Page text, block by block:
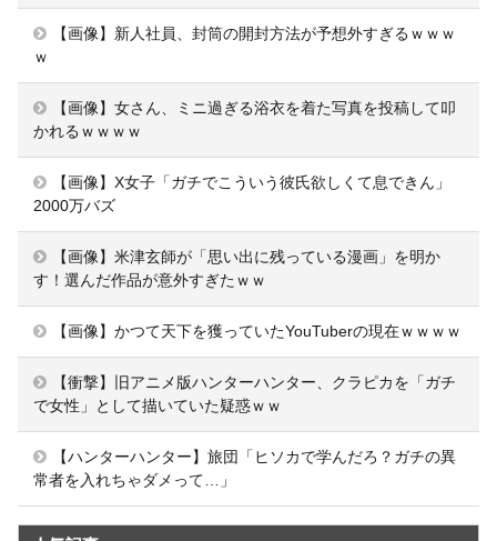
【画像】新人社員、封筒の開封方法が予想外すぎるｗｗｗ
ｗ
【画像】女さん、ミニ過ぎる浴衣を着た写真を投稿して叩
かれるｗｗｗｗ
【画像】X女子「ガチでこういう彼氏欲しくて息できん」
2000万バズ
【画像】米津玄師が「思い出に残っている漫画」を明か
す！選んだ作品が意外すぎたｗｗ
【画像】かつて天下を獲っていたYouTuberの現在ｗｗｗｗ
【衝撃】旧アニメ版ハンターハンター、クラピカを「ガチ
で女性」として描いていた疑惑ｗｗ
【ハンターハンター】旅団「ヒソカで学んだろ？ガチの異
常者を入れちゃダメって…」